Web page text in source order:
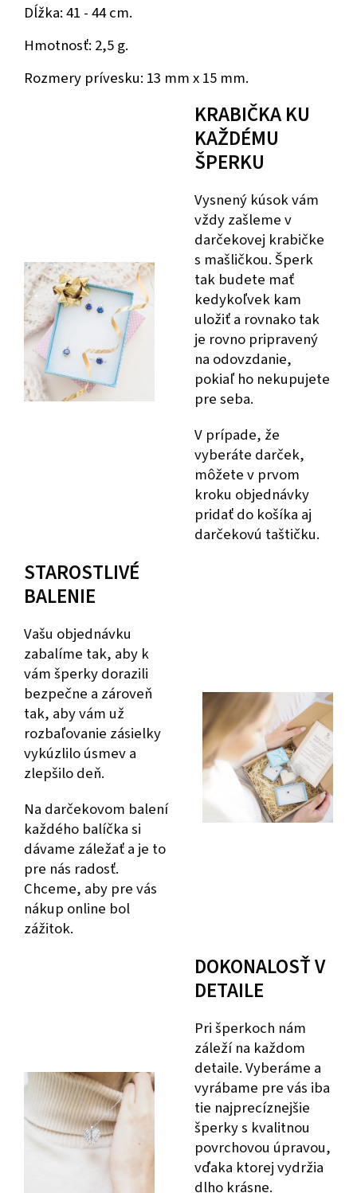
Dĺžka: 41 - 44 cm.
Hmotnosť: 2,5 g.
Rozmery prívesku: 13 mm x 15 mm.
KRABIČKA KU
KAŽDÉMU
ŠPERKU
Vysnený kúsok vám
vždy zašleme v
darčekovej krabičke
s mašličkou. Šperk
tak budete mať
kedykoľvek kam
uložiť a rovnako tak
je rovno pripravený
na odovzdanie,
pokiaľ ho nekupujete
pre seba.
V prípade, že
vyberáte darček,
môžete v prvom
kroku objednávky
pridať do košíka aj
darčekovú taštičku.
STAROSTLIVÉ
BALENIE
Vašu objednávku
zabalíme tak, aby k
vám šperky dorazili
bezpečne a zároveň
tak, aby vám už
rozbaľovanie zásielky
vykúzlilo úsmev a
zlepšilo deň.
Na darčekovom balení
každého balíčka si
dávame záležať a je to
pre nás radosť.
Chceme, aby pre vás
nákup online bol
zážitok.
DOKONALOSŤ V
DETAILE
Pri šperkoch nám
záleží na každom
detaile. Vyberáme a
vyrábame pre vás iba
tie najprecíznejšie
šperky s kvalitnou
povrchovou úpravou,
vďaka ktorej vydržia
dlho krásne.